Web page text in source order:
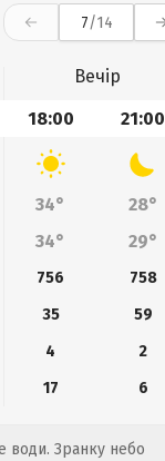
7/14
Вечір
18:00 21:00
34°
28°
34° 29°
756
758
35
59
4
2
17 6
води. Зранку небо